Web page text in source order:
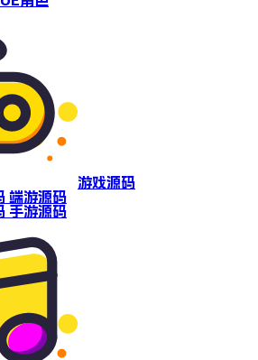
游戏源码
端游源码
手游源码